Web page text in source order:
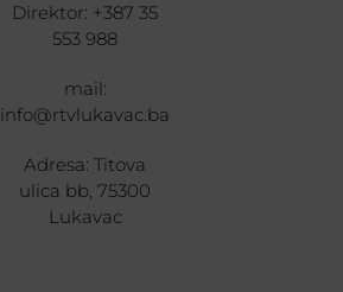
Direktor: +387 35
553 988
mail:
info@rtvlukavac.ba
Adresa: Titova
ulica bb, 75300
Lukavac